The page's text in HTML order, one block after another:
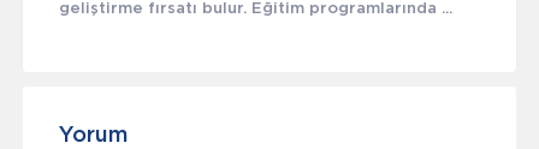
geliştirme fırsatı bulur. Eğitim programlarında ...
Yorum